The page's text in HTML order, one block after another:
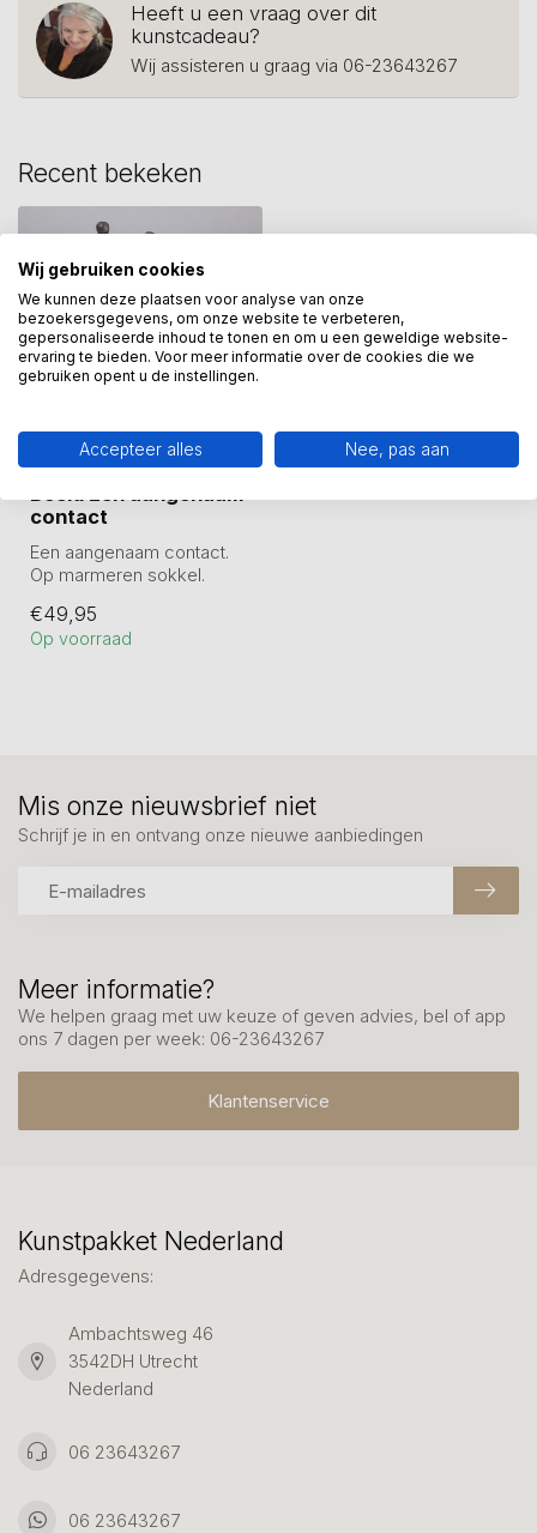
Heeft u een vraag over dit
kunstcadeau?
Wij assisteren u graag via 06-23643267
Recent bekeken
Beeld Een aangenaam
contact
Een aangenaam contact.
Op marmeren sokkel.
verbronsd.
Ho...
€49,95
Op voorraad
Meer informatie?
We helpen graag met uw keuze of geven advies, bel of app
ons 7 dagen per week: 06-23643267
Klantenservice
Mis onze nieuwsbrief niet
Schrijf je in en ontvang onze nieuwe aanbiedingen
Kunstpakket Nederland
Adresgegevens:
Ambachtsweg 46
3542DH Utrecht
Nederland
06 23643267
06 23643267
Wij gebruiken cookies
We kunnen deze plaatsen voor analyse van onze
bezoekersgegevens, om onze website te verbeteren,
gepersonaliseerde inhoud te tonen en om u een geweldige website-
ervaring te bieden. Voor meer informatie over de cookies die we
gebruiken opent u de instellingen.
Accepteer alles Nee, pas aan